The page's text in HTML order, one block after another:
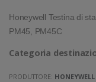
Honeywell Testina di
PM45, PM45C
Categoria
PRODUTTORE: HONEYWELL